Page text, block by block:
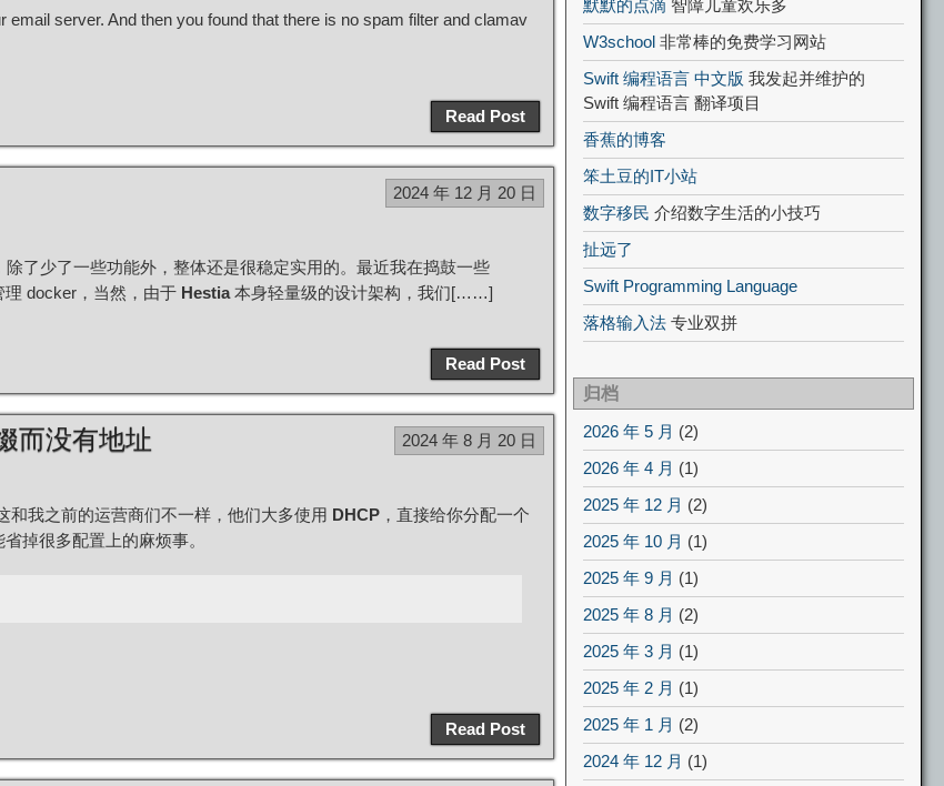
server. And then you found that there is no spam filter and clamav
Read Post
2024 年 12 月 20 日
了少了一些功能外，整体还是很稳定实用的。最近我在捣鼓一些
docker，当然，由于 Hestia本身轻量级的设计架构，我们[……]
Read Post
而没有地址
2024 年 8 月 20 日
我之前的运营商们不一样，他们大多使用 DHCP ，直接给你分配一个
掉很多配置上的麻烦事。
Read Post
默默的点滴 智障儿童欢乐多
W3school 非常棒的免费学习网站
Swift 编程语言 中文版 我发起并维护的
Swift 编程语言 翻译项目
香蕉的博客
笨土豆的IT小站
数字移民 介绍数字生活的小技巧
扯远了
Swift Programming Language
落格输入法 专业双拼
归档
2026 年 5 月 (2)
2026 年 4 月 (1)
2025 年 12 月 (2)
2025 年 10 月 (1)
2025 年 9 月 (1)
2025 年 8 月 (2)
2025 年 3 月 (1)
2025 年 2 月 (1)
2025 年 1 月 (2)
2024 年 12 月 (1)